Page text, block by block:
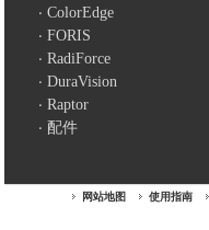
ColorEdge
FORIS
RadiForce
DuraVision
Raptor
配件
网站地图 使用指南